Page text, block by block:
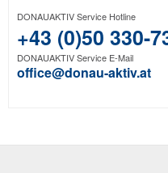
DONAUAKTIV Service Hotline
+43 (0)50 330-
DONAUAKTIV Service E-Mail
office@donau-aktiv.at